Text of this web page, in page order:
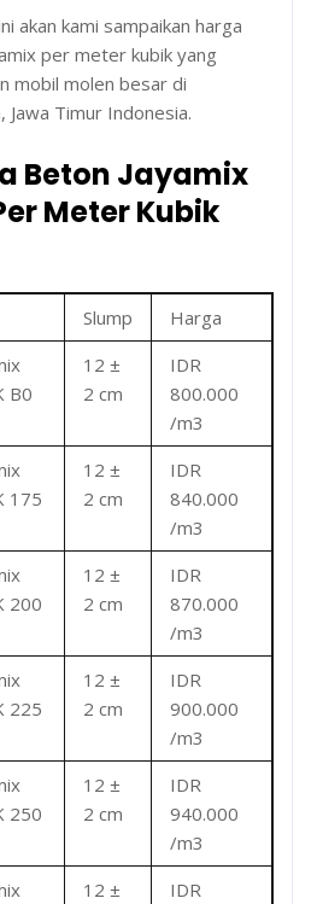
akan kami sampaikan harga
per meter kubik yang
mobil molen besar di
Jawa Timur Indonesia.
Beton Jayamix
Meter Kubik
Slump
Harga
B0
12 ±
2 cm
IDR
800.000
/m3
175
12 ±
2 cm
IDR
840.000
/m3
200
12 ±
2 cm
IDR
870.000
/m3
225
12 ±
2 cm
IDR
900.000
/m3
250
12 ±
2 cm
IDR
940.000
/m3
12 ±
IDR